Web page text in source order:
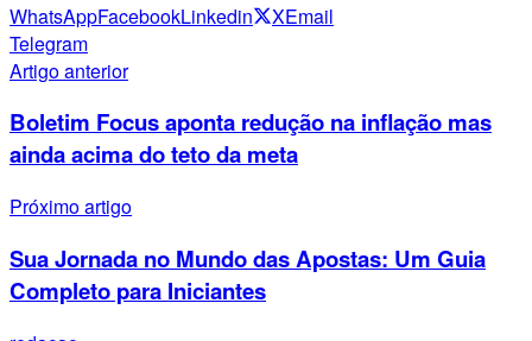
WhatsAppFacebookLinkedin XEmail
Telegram
Artigo anterior
Boletim Focus aponta redução na inflação mas
ainda acima do teto da meta
Próximo artigo
Sua Jornada no Mundo das Apostas: Um Guia
Completo para Iniciantes